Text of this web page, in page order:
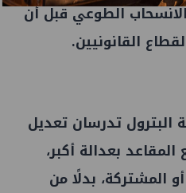
الطوعي قبل أن
القانونيين.
البترول تدرسان تعديل
بعدالة أكبر،
المشتركة، بدلًا من